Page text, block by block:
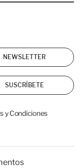
NEWSLETTER
SUSCRÍBETE
y Condiciones